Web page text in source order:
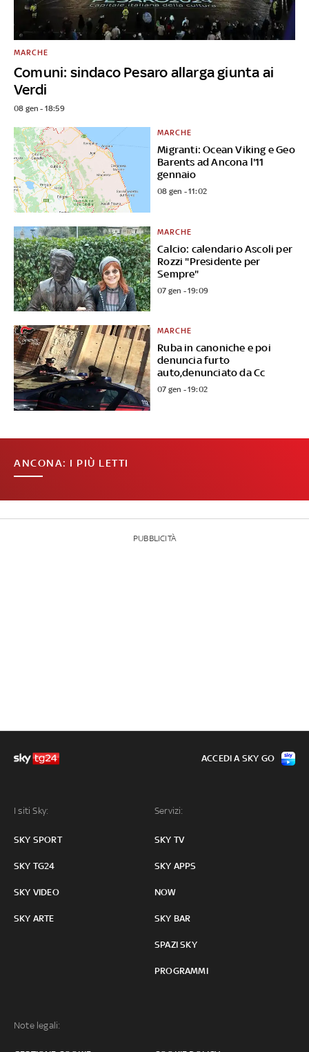
Comuni: sindaco Pesaro allarga giunta ai
Verdi
MARCHE
08 gen - 18:59
Migranti: Ocean Viking e Geo
Barents ad Ancona l'11
gennaio
MARCHE
08 gen - 11:02
Calcio: calendario Ascoli per
Rozzi "Presidente per
Sempre"
MARCHE
07 gen - 19:09
Ruba in canoniche e poi
denuncia furto
auto,denunciato da Cc
MARCHE
07 gen - 19:02
ANCONA: I PIÙ LETTI
PUBBLICITÀ
I siti Sky:
SKY SPORT
SKY TG24
SKY VIDEO
SKY ARTE
Servizi:
SKY TV
SKY APPS
NOW
SKY BAR
SPAZI SKY
PROGRAMMI
Note legali:
ACCEDI A SKY GO